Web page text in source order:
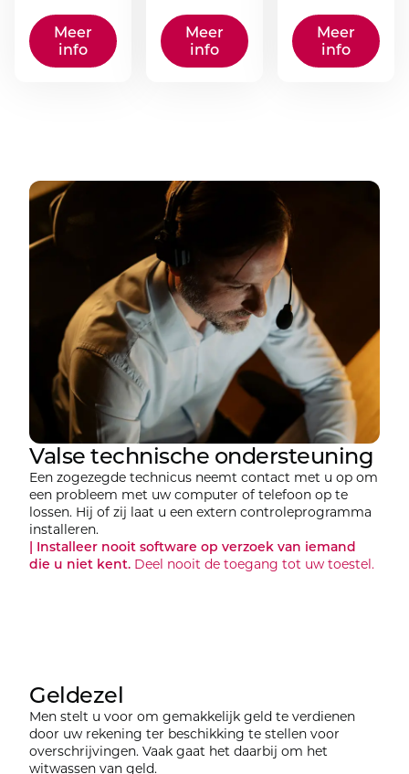
Meer
info
Meer
info
Meer
info
Valse technische ondersteuning
Een zogezegde technicus neemt contact met u op om
een probleem met uw computer of telefoon op te
lossen. Hij of zij laat u een extern controleprogramma
installeren.
| Installeer nooit software op verzoek van iemand
die u niet kent. Deel nooit de toegang tot uw toestel.
Geldezel
Men stelt u voor om gemakkelijk geld te verdienen
door uw rekening ter beschikking te stellen voor
overschrijvingen. Vaak gaat het daarbij om het
witwassen van geld.